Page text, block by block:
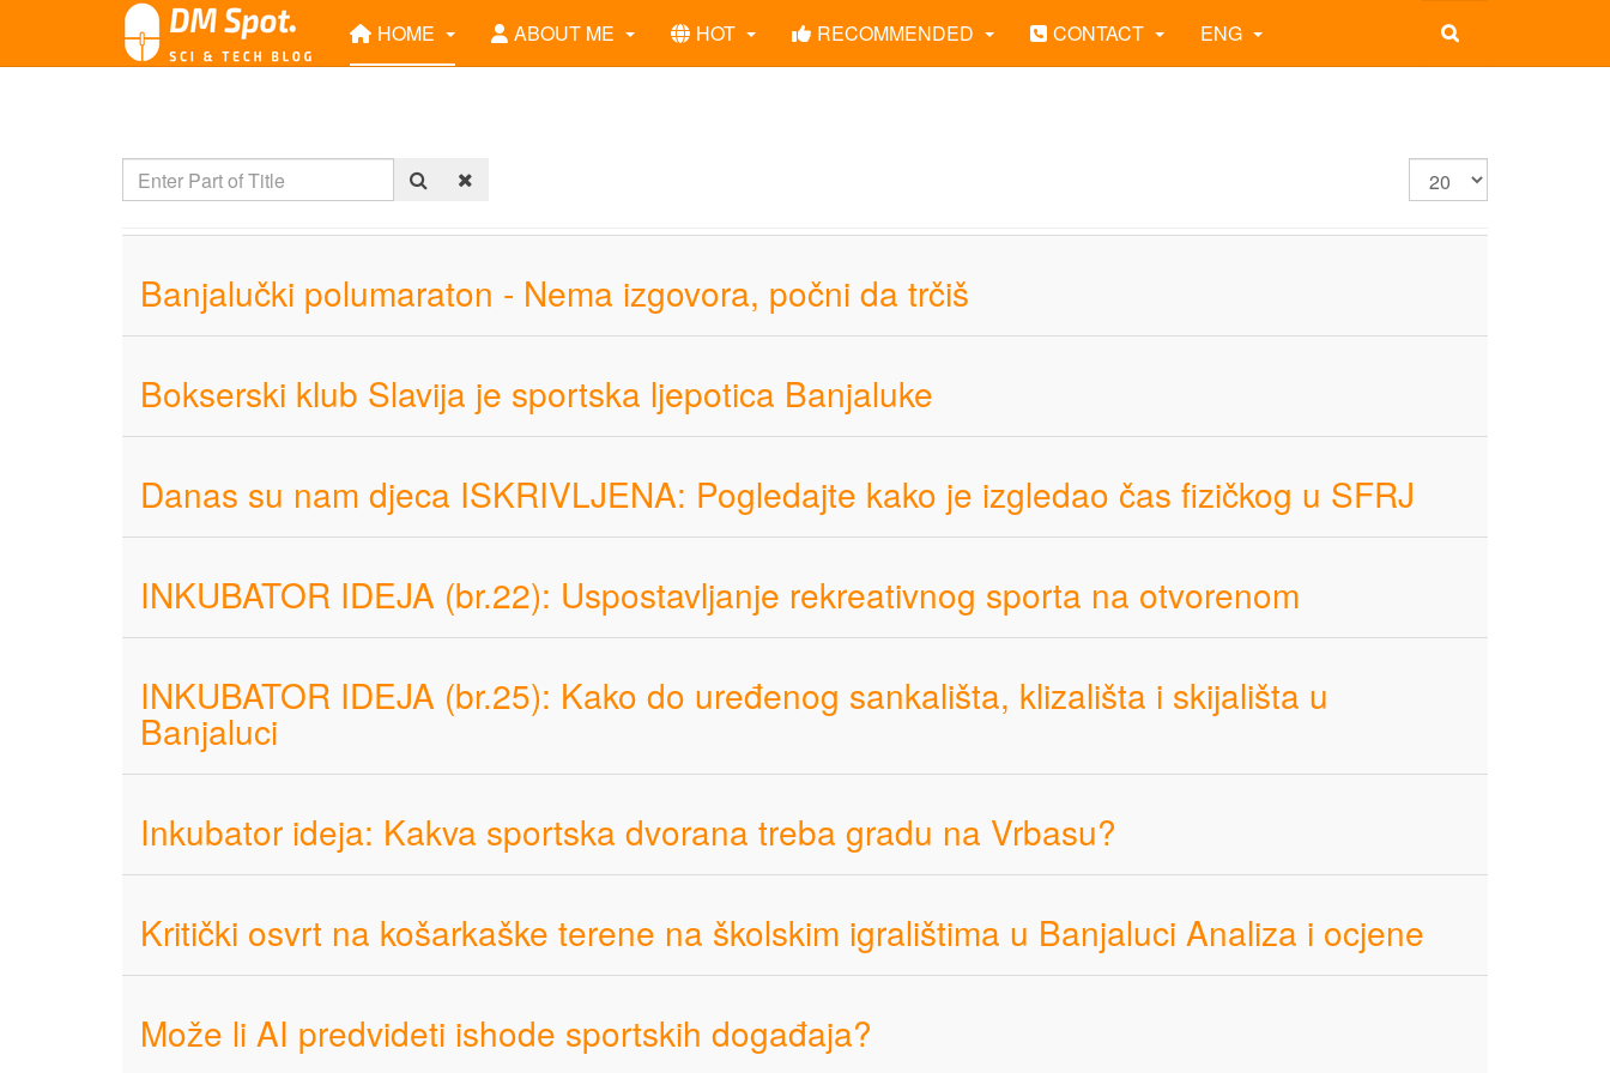
HOME ABOUT ME HOT RECOMMENDED CONTACT ENG
Banjalučki polumaraton - Nema izgovora, počni da trčiš
Bokserski klub Slavija je sportska ljepotica Banjaluke
Danas su nam djeca ISKRIVLJENA: Pogledajte kako je izgledao čas fizičkog u SFRJ
INKUBATOR IDEJA (br.22): Uspostavljanje rekreativnog sporta na otvorenom
INKUBATOR IDEJA (br.25): Kako do uređenog sankališta, klizališta i skijališta u
Banjaluci
Inkubator ideja: Kakva sportska dvorana treba gradu na Vrbasu?
Kritički osvrt na košarkaške terene na školskim igralištima u Banjaluci Analiza i ocjene
Može li AI predvideti ishode sportskih događaja?